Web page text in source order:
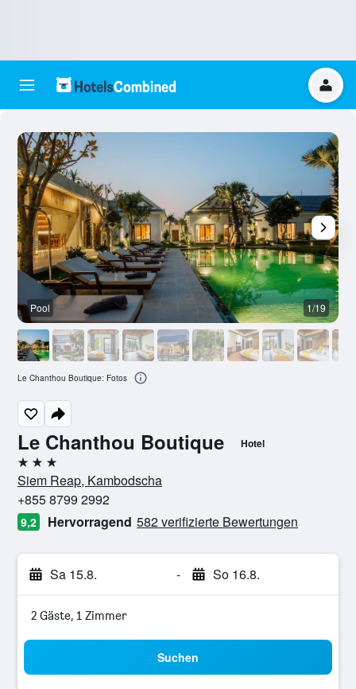
Le Chanthou Boutique Hotel
3 Sterne
Siem Reap, Kambodscha
+855 8799 2992
9,2 Hervorragend 582 verifizierte Bewertungen
Sa 15.8. - So 16.8.
2 Gäste, 1 Zimmer
Suchen
Pool 1/19
Le Chanthou Boutique: Fotos